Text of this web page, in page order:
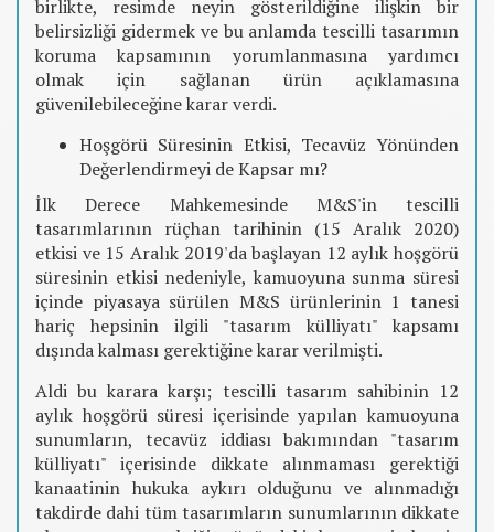
birlikte, resimde neyin gösterildiğine ilişkin bir
belirsizliği gidermek ve bu anlamda tescilli tasarımın
koruma kapsamının yorumlanmasına yardımcı
olmak için sağlanan ürün açıklamasına
güvenilebileceğine karar verdi.
Hoşgörü Süresinin Etkisi, Tecavüz Yönünden
Değerlendirmeyi de Kapsar mı?
İlk Derece Mahkemesinde M&S'in tescilli
tasarımlarının rüçhan tarihinin (15 Aralık 2020)
etkisi ve 15 Aralık 2019'da başlayan 12 aylık hoşgörü
süresinin etkisi nedeniyle, kamuoyuna sunma süresi
içinde piyasaya sürülen M&S ürünlerinin 1 tanesi
hariç hepsinin ilgili "tasarım külliyatı" kapsamı
dışında kalması gerektiğine karar verilmişti.
Aldi bu karara karşı; tescilli tasarım sahibinin 12
aylık hoşgörü süresi içerisinde yapılan kamuoyuna
sunumların, tecavüz iddiası bakımından "tasarım
külliyatı" içerisinde dikkate alınmaması gerektiği
kanaatinin hukuka aykırı olduğunu ve alınmadığı
takdirde dahi tüm tasarımların sunumlarının dikkate